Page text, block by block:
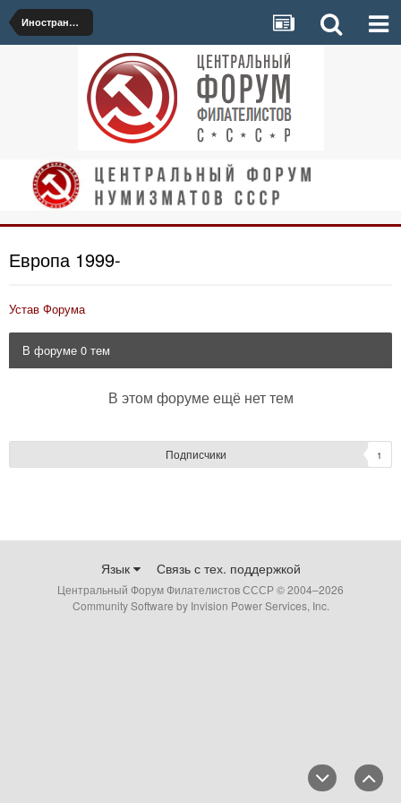
Иностранные марки
Европа 1999-
Устав Форума
В форуме 0 тем
В этом форуме ещё нет тем
Подписчики 1
Язык Связь с тех. поддержкой
Центральный Форум Филателистов СССР © 2004–2026
Community Software by Invision Power Services, Inc.